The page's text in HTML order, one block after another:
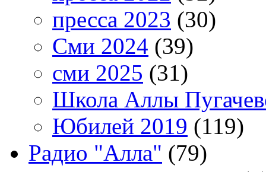
пресса 2023 (30)
Сми 2024 (39)
сми 2025 (31)
Школа Аллы
Юбилей 2019 (119)
Радио "Алла" (79)